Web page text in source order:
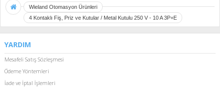
Wieland Otomasyon Ürünleri
4 Kontaklı Fiş, Priz ve Kutular / Metal Kutulu 250 V - 10 A 3P+E
YARDIM
Mesafeli Satış Sözleşmesi
Ödeme Yöntemleri
İade ve İptal İşlemleri